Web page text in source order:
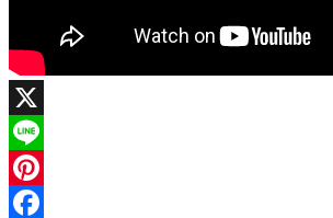
X
Line
Pinterest